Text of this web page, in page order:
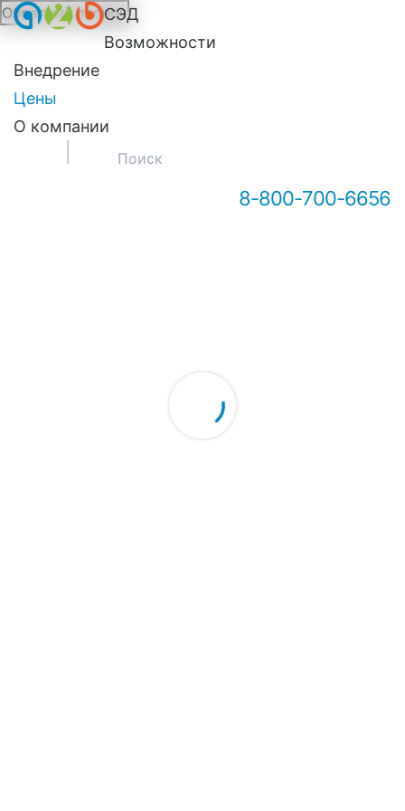
Обратный звонок
Онлайн-консультация А2Б
СЭД
Возможности
Внедрение
Цены
О компании
8-800-700-6656